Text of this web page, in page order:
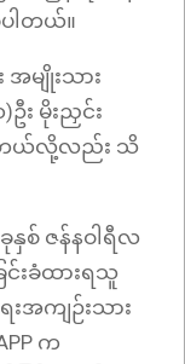
ါတယ်။
အမျိုးသား
ဦး မိုးညှင်း
ရတယ်လို့လည်း သိ
နှစ် ဇန်နဝါရီလ
င်းခံထားရသူ
းအကျဉ်းသား
က